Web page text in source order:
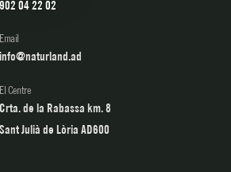
902 04 22 02
Email
info@naturland.ad
El Centre
Crta. de la Rabassa km. 8
Sant Julià de Lòria AD600